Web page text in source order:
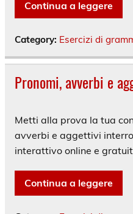
Continua a leggere
Category: Esercizi di
Pronomi, avverbi e
Metti alla prova la tua
avverbi e aggettivi
interattivo online e
Continua a leggere